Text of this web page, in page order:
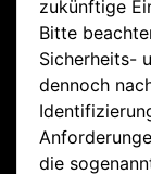
zukünftige
Bitte
Sicherheits-
dennoch
die